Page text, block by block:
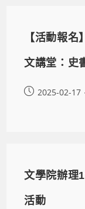
【活動報
文講堂：史
2025-02-17
文學院辦理
活動